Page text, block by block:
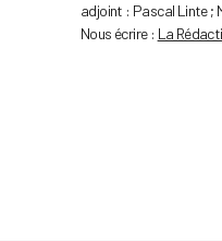
adjoint : Pascal Linte ;
Nous écrire : La